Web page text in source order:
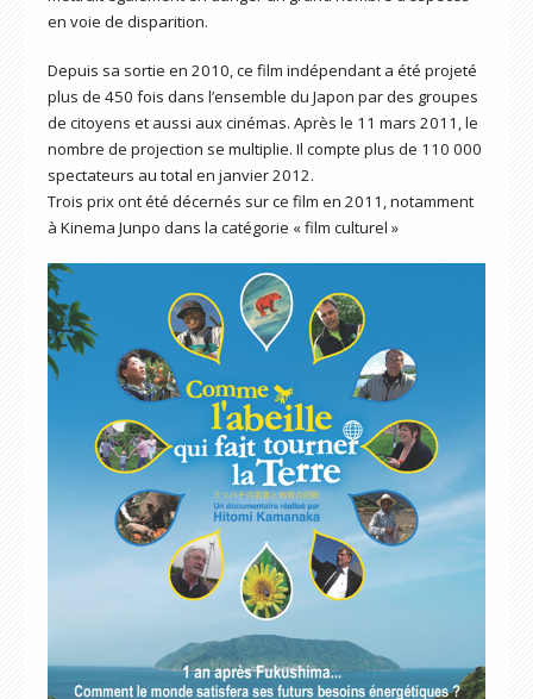
en voie de disparition.
Depuis sa sortie en 2010, ce film indépendant a été projeté
plus de 450 fois dans l’ensemble du Japon par des groupes
de citoyens et aussi aux cinémas. Après le 11 mars 2011, le
nombre de projection se multiplie. Il compte plus de 110 000
spectateurs au total en janvier 2012.
Trois prix ont été décernés sur ce film en 2011, notamment
à Kinema Junpo dans la catégorie « film culturel »